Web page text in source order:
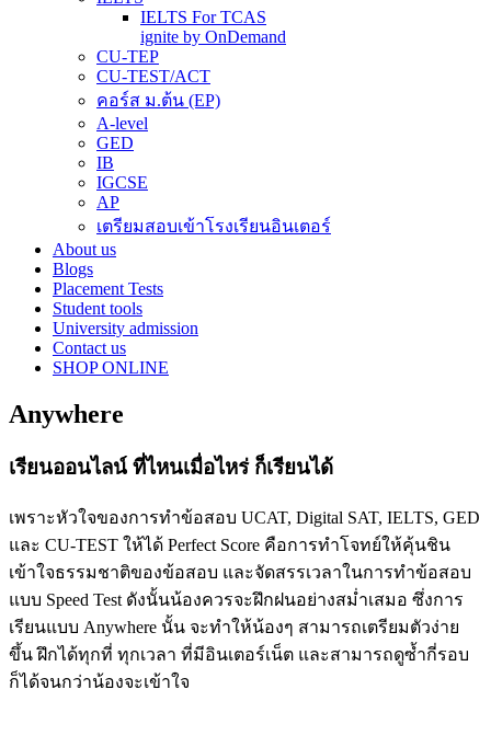
IELTS For TCAS
ignite by OnDemand
CU-TEP
CU-TEST/ACT
คอร์ส ม.ต้น (EP)
A-level
GED
IB
IGCSE
AP
เตรียมสอบเข้าโรงเรียนอินเตอร์
About us
Blogs
Placement Tests
Student tools
University admission
Contact us
SHOP ONLINE
Anywhere
เรียนออนไลน์ ที่ไหนเมื่อไหร่ ก็เรียนได้
เพราะหัวใจของการทำข้อสอบ UCAT, Digital SAT, IELTS, GED
และ CU-TEST ให้ได้ Perfect Score คือการทำโจทย์ให้คุ้นชิน
เข้าใจธรรมชาติของข้อสอบ และจัดสรรเวลาในการทำข้อสอบ
แบบ Speed Test ดังนั้นน้องควรจะฝึกฝนอย่างสม่ำเสมอ ซึ่งการ
เรียนแบบ Anywhere นั้น จะทำให้น้องๆ สามารถเตรียมตัวง่าย
ขึ้น ฝึกได้ทุกที่ ทุกเวลา ที่มีอินเตอร์เน็ต และสามารถดูซ้ำกี่รอบ
ก็ได้จนกว่าน้องจะเข้าใจ